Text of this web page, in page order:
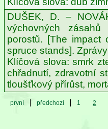
DUŠEK, D. –
výchovných
porostů. [The impact
spruce stands].
Klíčová slova: smrk
chřadnutí, zdravotní
tloušťkový přírůst,
první předchozí 1 2